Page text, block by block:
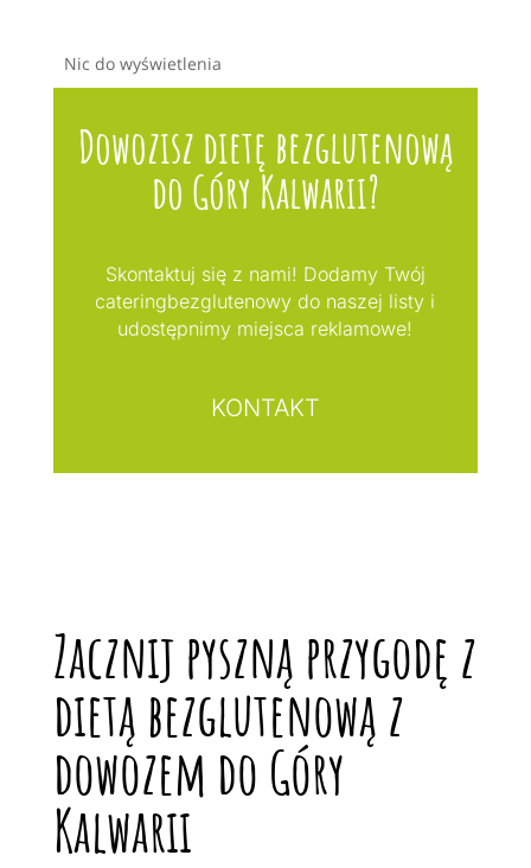
Nic do wyświetlenia
Dowozisz dietę bezglutenową
do Góry Kalwarii?
Skontaktuj się z nami! Dodamy Twój
cateringbezglutenowy do naszej listy i
udostępnimy miejsca reklamowe!
KONTAKT
Zacznij pyszną przygodę z
dietą bezglutenową z
dowozem do Góry
Kalwarii